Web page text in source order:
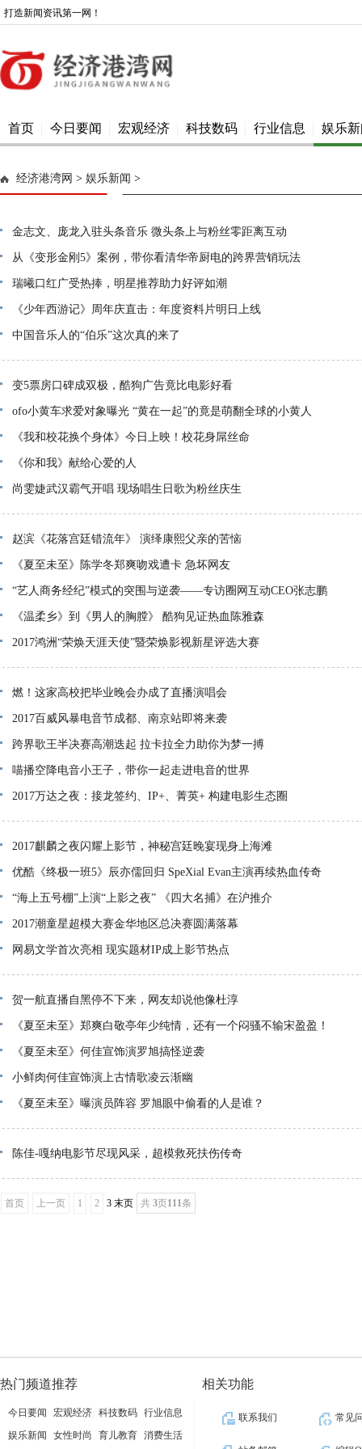
打造新闻资讯第一网！
首页 今日要闻 宏观经济 科技数码 行业信息 娱乐
经济港湾网 > 娱乐新闻 >
金志文、庞龙入驻头条音乐 微头条上与粉丝零距离互动
从《变形金刚5》案例，带你看清华帝厨电的跨界营销玩法
瑞曦口红广受热捧，明星推荐助力好评如潮
《少年西游记》周年庆直击：年度资料片明日上线
中国音乐人的“伯乐”这次真的来了
变5票房口碑成双极，酷狗广告竟比电影好看
ofo小黄车求爱对象曝光 “黄在一起”的竟是萌翻全球的小黄人
《我和校花换个身体》今日上映！校花身屌丝命
《你和我》献给心爱的人
尚雯婕武汉霸气开唱 现场唱生日歌为粉丝庆生
赵滨《花落宫廷错流年》 演绎康熙父亲的苦恼
《夏至未至》陈学冬郑爽吻戏遭卡 急坏网友
“艺人商务经纪”模式的突围与逆袭——专访圈网互动CEO张志鹏
《温柔乡》到《男人的胸膛》 酷狗见证热血陈雅森
2017鸿洲“荣焕天涯天使”暨荣焕影视新星评选大赛
燃！这家高校把毕业晚会办成了直播演唱会
2017百威风暴电音节成都、南京站即将来袭
跨界歌王半决赛高潮迭起 拉卡拉全力助你为梦一搏
喵播空降电音小王子，带你一起走进电音的世界
2017万达之夜：接龙签约、IP+、菁英+ 构建电影生态圈
2017麒麟之夜闪耀上影节，神秘宫廷晚宴现身上海滩
优酷《终极一班5》辰亦儒回归 SpeXial Evan主演再续热血传奇
“海上五号棚”上演“上影之夜” 《四大名捕》在沪推介
2017潮童星超模大赛金华地区总决赛圆满落幕
网易文学首次亮相 现实题材IP成上影节热点
贺一航直播自黑停不下来，网友却说他像杜淳
《夏至未至》郑爽白敬亭年少纯情，还有一个闷骚不输宋盈盈！
《夏至未至》何佳宣饰演罗旭搞怪逆袭
小鲜肉何佳宣饰演上古情歌凌云渐幽
《夏至未至》曝演员阵容 罗旭眼中偷看的人是谁？
陈佳-嘎纳电影节尽现风采，超模救死扶伤传奇
首页 上一页 1 2 3 末页 共 3页111条
热门频道推荐
今日要闻 宏观经济 科技数码
行业信息
娱乐新闻
女性时尚 育儿教育 消费生活
相关功能
联系我们 常见